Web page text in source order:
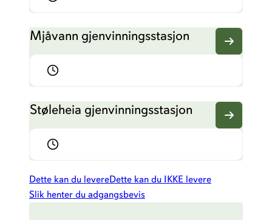
Mjåvann gjenvinningsstasjon
Støleheia gjenvinningsstasjon
Dette kan du levereDette kan du IKKE levere
Slik henter du adgangsbevis